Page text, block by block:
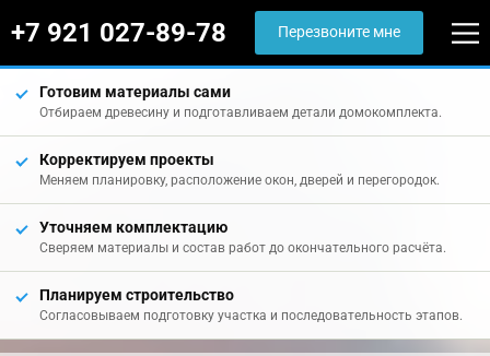
+7 921 027-89-78 Перезвоните мне
Готовим материалы сами
Отбираем древесину и подготавливаем детали домокомплекта.
Корректируем проекты
Меняем планировку, расположение окон, дверей и перегородок.
Уточняем комплектацию
Сверяем материалы и состав работ до окончательного расчёта.
Планируем строительство
Согласовываем подготовку участка и последовательность этапов.